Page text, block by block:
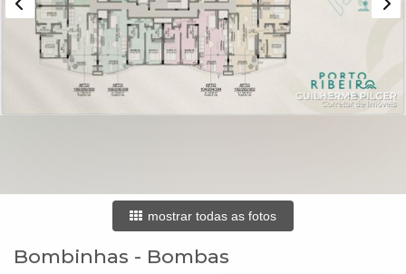
mostrar todas as fotos
Bombinhas - Bombas